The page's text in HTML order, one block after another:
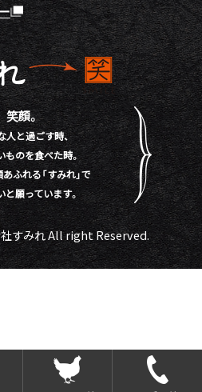
笑顔。
人と過ごす時、
ものを食べた時。
ふれる「すみれ」で
と願っています。
すみれ All right Reserved.